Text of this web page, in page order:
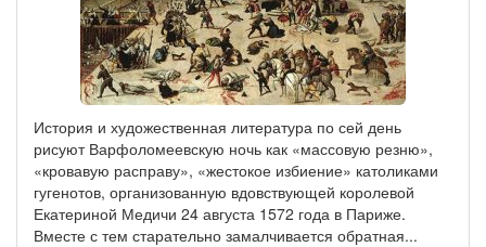
История и художественная литература по сей день
рисуют Варфоломеевскую ночь как «массовую резню»,
«кровавую расправу», «жестокое избиение» католиками
гугенотов, организованную вдовствующей королевой
Екатериной Медичи 24 августа 1572 года в Париже.
Вместе с тем старательно замалчивается обратная...